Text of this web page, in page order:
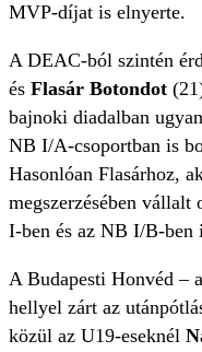
MVP-díjat is elnyerte.
A DEAC-ból szintén
és Flasár Botondot
bajnoki diadalban
NB I/A-csoportban is
Hasonlóan Flasárhoz,
megszerzésében
I-ben és az NB I/B-ben
A Budapesti Honvéd –
hellyel zárt az
közül az U19-eseknél